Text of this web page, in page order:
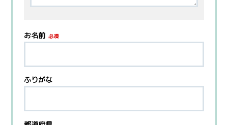
お名前 必須
ふりがな